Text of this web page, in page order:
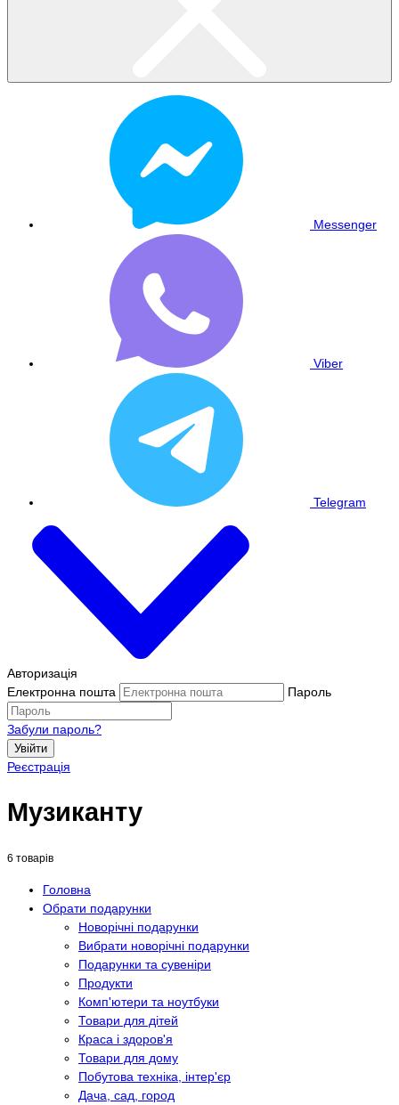
Messenger
Viber
Telegram
Авторизація
Електронна пошта
Пароль
Забули пароль?
Увійти
Реєстрація
Музиканту
6 товарів
Головна
Обрати подарунки
Новорічні подарунки
Вибрати новорічні подарунки
Подарунки та сувеніри
Продукти
Комп'ютери та ноутбуки
Товари для дітей
Краса і здоров'я
Товари для дому
Побутова техніка, інтер'єр
Дача, сад, город